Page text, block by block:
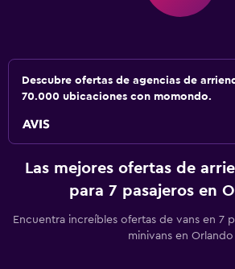
Descubre ofertas de agencias de
70.000 ubicaciones con momondo.
Las mejores ofertas de
para 7 pasajeros en
Encuentra increíbles ofertas de vans en 7
minivans en Orlando